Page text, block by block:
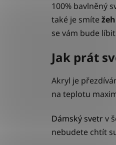
100% bavlněný
také je smíte
se vám bude líbit
Jak prát
Akryl je
na teplotu
Dámský svetrv
nebudete chtít